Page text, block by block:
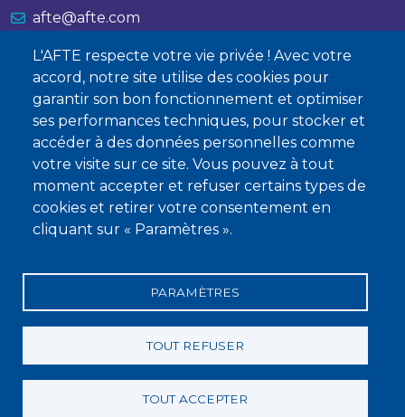
L'AFTE respecte votre vie privée ! Avec votre
accord, notre site utilise des cookies pour
garantir son bon fonctionnement et optimiser
ses performances techniques, pour stocker et
accéder à des données personnelles comme
votre visite sur ce site. Vous pouvez à tout
moment accepter et refuser certains types de
cookies et retirer votre consentement en
cliquant sur « Paramètres ».
PARAMÈTRES
TOUT REFUSER
TOUT ACCEPTER
afte@afte.com
Nous contacter
À propos
Qui sommes-nous ?
Devenir membre
Mentions légales
Conditions générales de vente